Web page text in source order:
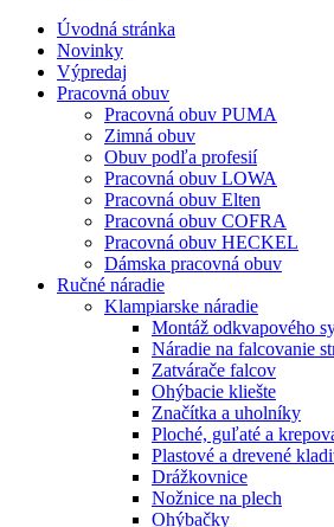
Úvodná stránka
Novinky
Výpredaj
Pracovná obuv
Pracovná obuv PUMA
Zimná obuv
Obuv podľa profesií
Pracovná obuv LOWA
Pracovná obuv Elten
Pracovná obuv COFRA
Pracovná obuv HECKEL
Dámska pracovná obuv
Ručné náradie
Klampiarske náradie
Montáž odkvapového
Náradie na falcovanie
Zatvárače falcov
Ohýbacie kliešte
Značítka a uholníky
Ploché, guľaté a
Plastové a drevené
Drážkovnice
Nožnice na plech
Ohýbačky